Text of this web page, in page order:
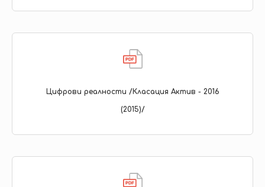
Цифрови реалности /Класация Актив - 2016
(2015)/